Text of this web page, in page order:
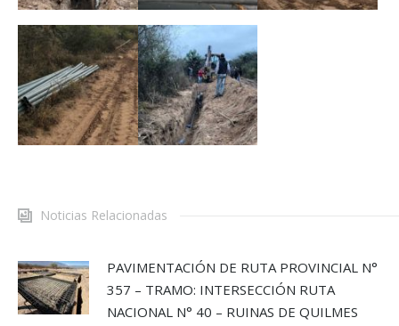
Noticias Relacionadas
PAVIMENTACIÓN DE RUTA PROVINCIAL N°
357 – TRAMO: INTERSECCIÓN RUTA
NACIONAL N° 40 – RUINAS DE QUILMES